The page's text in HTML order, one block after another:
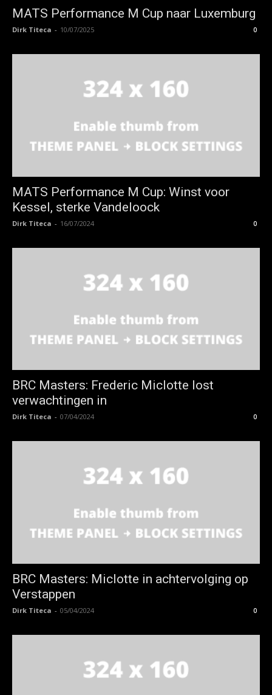
MATS Performance M Cup naar Luxemburg
Dirk Titeca - 10/07/2025 0
MATS Performance M Cup: Winst voor
Kessel, sterke Vandeloock
Dirk Titeca - 16/07/2024 0
BRC Masters: Frederic Miclotte lost
verwachtingen in
Dirk Titeca - 07/04/2024 0
BRC Masters: Miclotte in achtervolging op
Verstappen
Dirk Titeca - 05/04/2024 0